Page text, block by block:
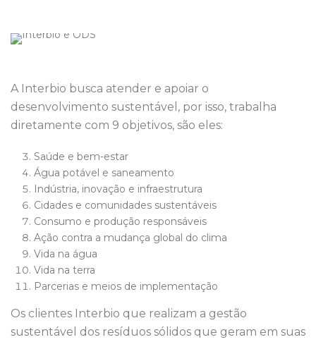
A Interbio busca atender e apoiar o
desenvolvimento sustentável, por isso, trabalha
diretamente com 9 objetivos, são eles:
Saúde e bem-estar
Água potável e saneamento
Indústria, inovação e infraestrutura
Cidades e comunidades sustentáveis
Consumo e produção responsáveis
Ação contra a mudança global do clima
Vida na água
Vida na terra
Parcerias e meios de implementação
Os clientes Interbio que realizam a gestão
sustentável dos resíduos sólidos que geram em suas